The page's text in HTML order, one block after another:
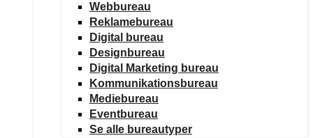
Webbureau
Reklamebureau
Digital bureau
Designbureau
Digital Marketing bureau
Kommunikationsbureau
Mediebureau
Eventbureau
Se alle bureautyper